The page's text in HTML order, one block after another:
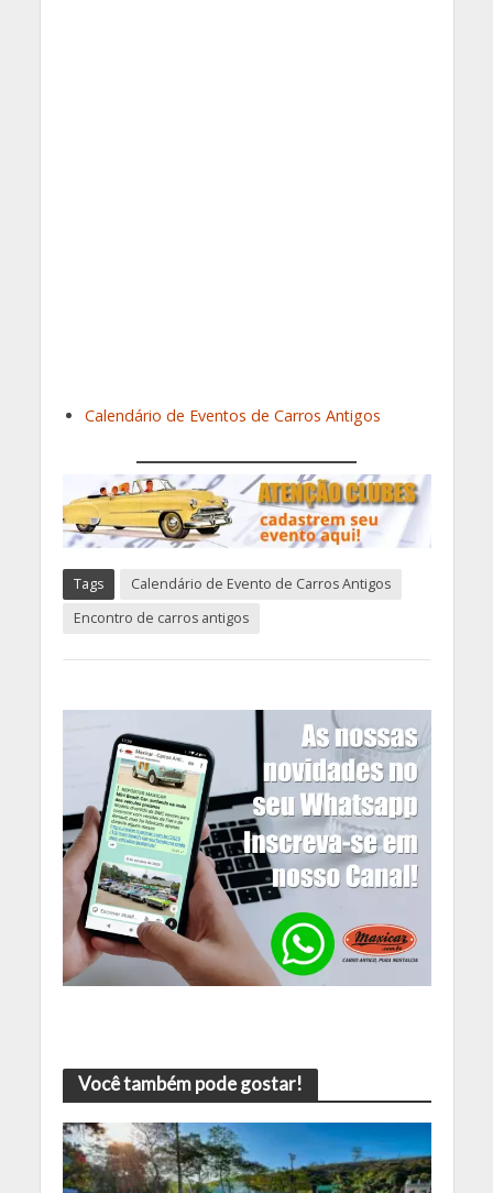
Calendário de Eventos de Carros Antigos
Tags
Calendário de Evento de Carros Antigos
Encontro de carros antigos
Você também pode gostar!